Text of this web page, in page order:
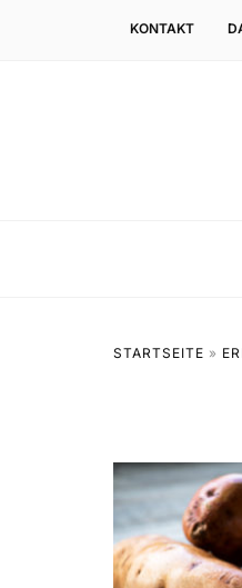
KONTAKT
STARTSEITE »